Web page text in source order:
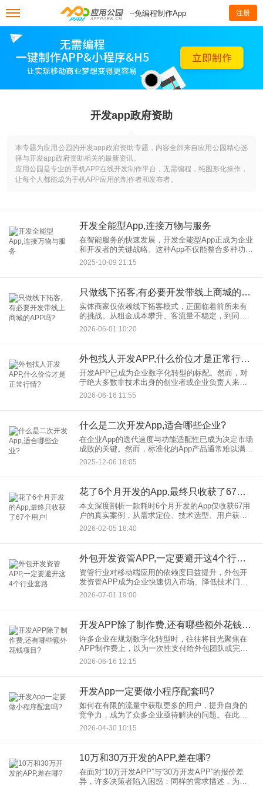
--免编程制作App 注册
开发app政府资助
本专题为应用公园的开发app政府资助专题，内容全部来自应用公园精心选
择与开发app政府资助相关的最新资讯。
应用公园是专业的手机APP在线开发制作平台，无需编程，纯图形化操作，
让每个人都能成为手机APP应用的制作者和发布者。
开发全能型App,连接万物与服务
在智能服务的快速发展，开发全能型App正成为企业
和开发者的关键战略。这种App不仅能整合多种功
能，还能无缝连接万物与各类服务，为用户提供一
站式解决方案。本文将探讨开发全能型App的重要
2025-10-09 21:15
只做线下拓客,有必要开发带线上商城的APP吗?
实体商家仅依赖线下拓客模式，正面临着前所未有
的挑战。从租金成本攀升、客流量不稳定，到同质
化竞争加剧，传统线下拓客的局限性日益凸显。那
么，实体商家是否有必要开发带线上商城的APP，
2026-06-01 10:20
外包找人开发APP,什么价位才是正常行情?
开发APP已成为企业数字化转型的标配。然而，对
于绝大多数非技术出身的创业者或企业负责人来
说，外包找人开发APP时面临的第一个灵魂拷问往
往是：“为什么有的公司报价5万，有的却要50万？正
2026-06-16 11:55
什么是二次开发App,适合哪些企业?
在企业App的迭代速度与功能适配性已成为决定市场
成败的关键。然而，标准化的App产品通常难以满足
企业的个性化需求，特别是业务流程复杂、数据安
全要求高的行业中的企业。此时，二次开发App凭借
2025-12-06 18:05
花了6个月开发的App,最终只收获了67个用户!
本文深度剖析一款耗时6个月开发的App仅收获67用
户的真实案例，从需求定位、技术选型、用户获取
策略等维度分析失败原因，结合ASO优化、社交裂
变、场景化营销等实战方法，为开发者提供可落地
2026-02-05 18:40
外包开发资管APP,一定要避开这4个行业套路
资管行业对移动端应用的依赖度日益提升，外包开
发资管APP成为企业快速切入市场、降低技术门槛
的优选方案。然而，行业良莠不齐，部分外包团队
通过虚假宣传、合同漏洞等手段损害客户利益。本
2026-07-01 19:00
开发APP除了制作费,还有哪些额外花钱项目?
许多企业在规划数字化转型时，往往将目光聚焦在
APP制作费上，以为一次性支付给外包团队或完成
内部开发后就万事大吉。然而，开发APP只是万里
长征的第一步。就像买车不仅需要付车款，还需要
2026-06-16 12:15
开发App一定要做小程序配套吗?
如何在有限的流量中获取更多的用户，提升自身的
竞争力，成为了众多企业亟待解决的问题。在此背
景下，企业开发App后是否必须同步开发小程序配套
呢？本文将从成本效率、用户触达、场景覆盖、商
2026-04-30 10:15
10万和30万开发的APP,差在哪?
在面对“10万开发APP”与“30万开发APP”的报价差
异，许多决策者陷入困惑：同样的需求描述，为何